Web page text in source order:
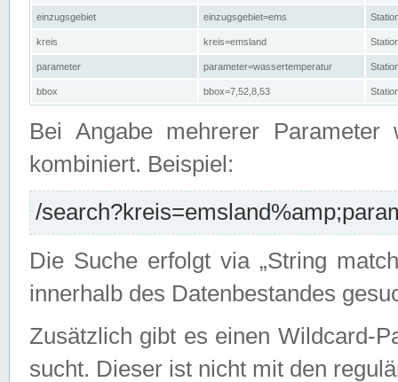
einzugsgebiet einzugsgebiet=ems
kreis kreis=emsland
parameter parameter=wassertemperatur
bbox bbox=7,52,8,53
Bei Angabe mehrerer Parameter
kombiniert. Beispiel:
/
Die Suche erfolgt via „String
innerhalb des Datenbestandes
Zusätzlich gibt es einen Wildcard-
sucht. Dieser ist nicht mit den